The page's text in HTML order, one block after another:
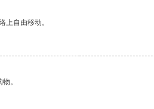
上自由移动。
。